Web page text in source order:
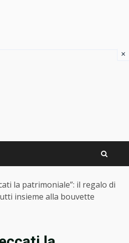
la patrimoniale”: il regalo di
insieme alla bouvette
×